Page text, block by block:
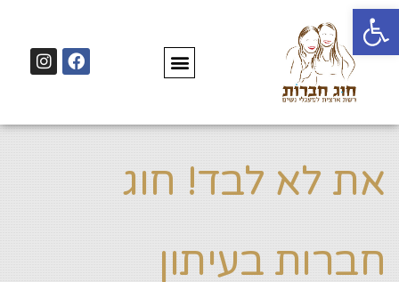
פתח סרגל נגישות
את לא לבד! חוג
חברות בעיתון